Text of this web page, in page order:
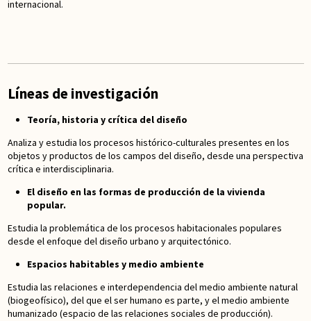
internacional.
Líneas de investigación
Teoría, historia y crítica del diseño
Analiza y estudia los procesos histórico-culturales presentes en los
objetos y productos de los campos del diseño, desde una perspectiva
crítica e interdisciplinaria.
El diseño en las formas de producción de la vivienda
popular.
Estudia la problemática de los procesos habitacionales populares
desde el enfoque del diseño urbano y arquitectónico.
Espacios habitables y medio ambiente
Estudia las relaciones e interdependencia del medio ambiente natural
(biogeofísico), del que el ser humano es parte, y el medio ambiente
humanizado (espacio de las relaciones sociales de producción).